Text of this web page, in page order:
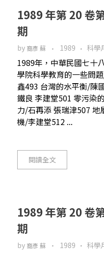
1989 年第 20 卷
期
by 裔彥 蘇 1989 科學
1989年，中華民國七十
學院科學教育的一些問
鑫493 台灣的水平衡/陳
鐵良 李建堂501 零污
力/石再添 張瑞津507
機/李建堂512 ...
閱讀全文
1989 年第 20 卷
期
by 裔彥 蘇 1989 科學